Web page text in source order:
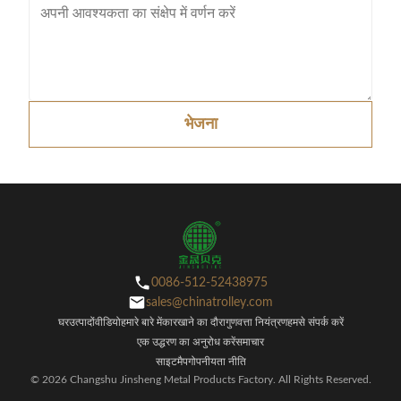
भेजना
0086-512-52438975
sales@chinatrolley.com
घरउत्पादोंवीडियोहमारे बारे मेंकारखाने का दौरागुणवत्ता नियंत्रणहमसे संपर्क करें
एक उद्धरण का अनुरोध करेंसमाचार
साइटमैपगोपनीयता नीति
© 2026 Changshu Jinsheng Metal Products Factory. All Rights Reserved.